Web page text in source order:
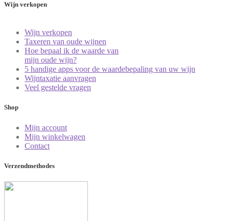
Wijn verkopen
Wijn verkopen
Taxeren van oude wijnen
Hoe bepaal ik de waarde van
mijn oude wijn?
5 handige apps voor de waardebepaling van uw wijn
Wijntaxatie aanvragen
Veel gestelde vragen
Shop
Mijn account
Mijn winkelwagen
Contact
Verzendmethodes